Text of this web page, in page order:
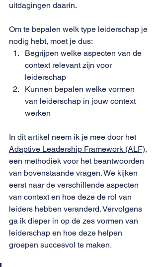
uitdagingen daarin.
Om te bepalen welk type leiderschap je
nodig hebt, moet je dus:
Begrijpen welke aspecten van de
context relevant zijn voor
leiderschap
Kunnen bepalen welke vormen
van leiderschap in jouw context
werken
In dit artikel neem ik je mee door het
Adaptive Leadership Framework (ALF),
een methodiek voor het beantwoorden
van bovenstaande vragen. We kijken
eerst naar de verschillende aspecten
van context en hoe deze de rol van
leiders hebben veranderd. Vervolgens
ga ik dieper in op de zes vormen van
leiderschap en hoe deze helpen
groepen succesvol te maken.